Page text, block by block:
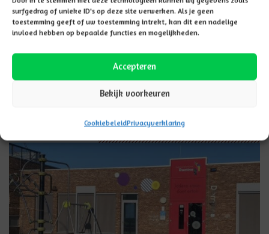
surfgedrag of unieke ID's op deze site verwerken. Als je geen
toestemming geeft of uw toestemming intrekt, kan dit een nadelige
invloed hebben op bepaalde functies en mogelijkheden.
Accepteren
Bekijk voorkeuren
CookiebeleidPrivacyverklaring